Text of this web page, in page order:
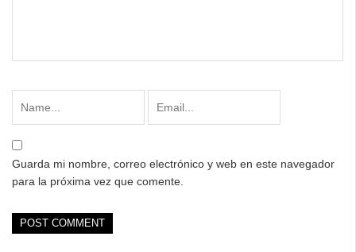
Guarda mi nombre, correo electrónico y web en este navegador
para la próxima vez que comente.